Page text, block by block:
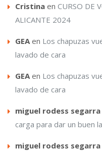
Cristina en CURSO DE
ALICANTE 2024
GEA en Los chapuzas
lavado de cara
GEA en Los chapuzas
lavado de cara
miguel rodess segarra
carga para dar un buen
miguel rodess segarra